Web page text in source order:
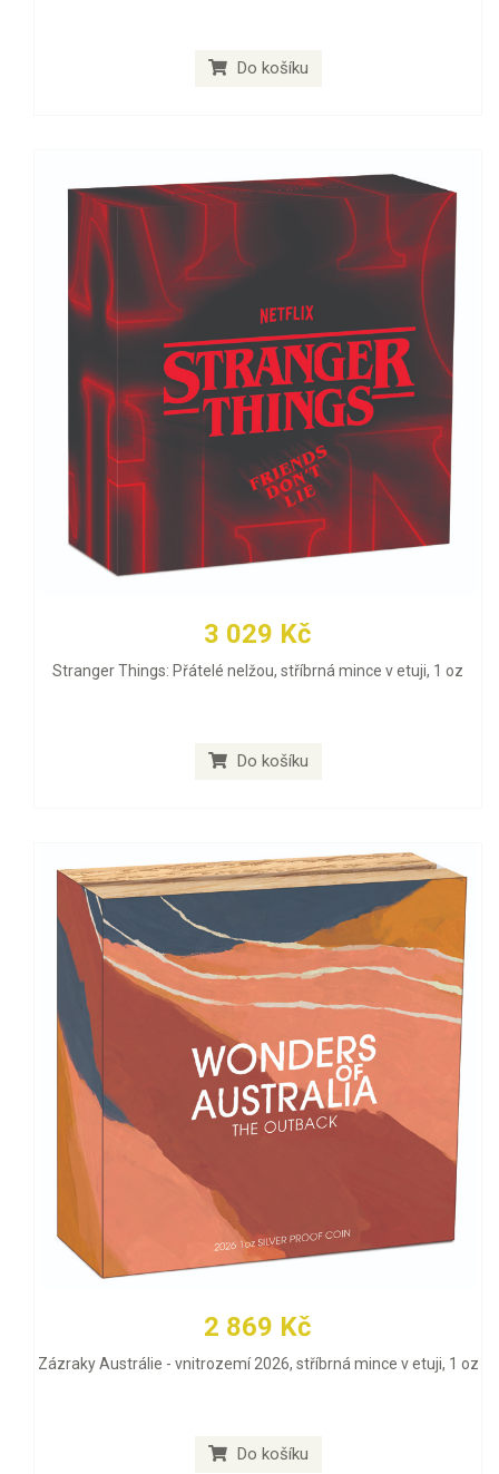
Do košíku
3 029 Kč
Stranger Things: Přátelé nelžou, stříbrná mince v etuji, 1 oz
Do košíku
2 869 Kč
Zázraky Austrálie - vnitrozemí 2026, stříbrná mince v etuji, 1 oz
Do košíku